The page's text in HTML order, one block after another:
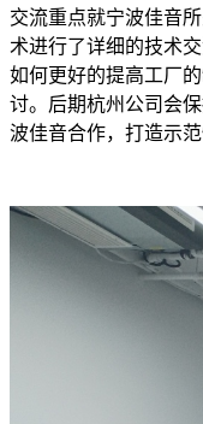
交流重点就宁波佳音
术进行了详细的技术
如何更好的提高工厂
讨。后期杭州公司会
波佳音合作，打造示